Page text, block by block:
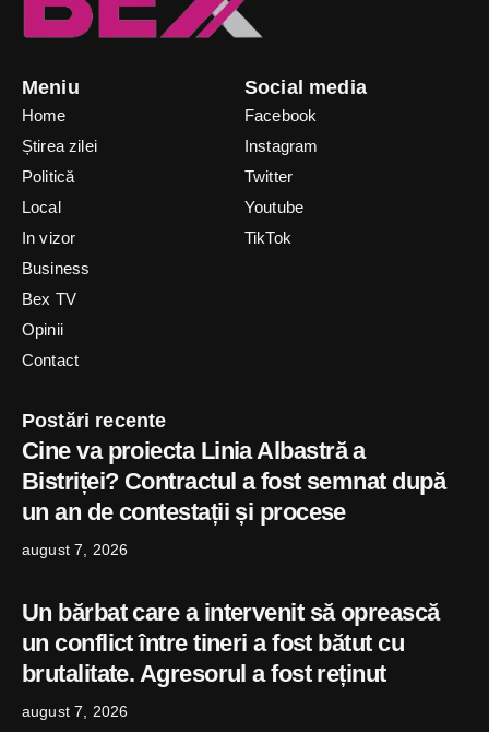
Meniu
Home
Știrea zilei
Politică
Local
In vizor
Business
Bex TV
Opinii
Contact
Social media
Facebook
Instagram
Twitter
Youtube
TikTok
Postări recente
Cine va proiecta Linia Albastră a
Bistriței? Contractul a fost semnat după
un an de contestații și procese
august 7, 2026
Un bărbat care a intervenit să oprească
un conflict între tineri a fost bătut cu
brutalitate. Agresorul a fost reținut
august 7, 2026